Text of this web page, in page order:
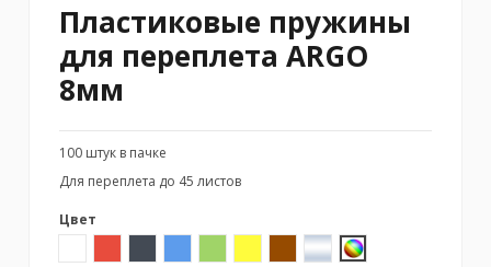
Пластиковые пружины
для переплета ARGO
8мм
100 штук в пачке
Для переплета до 45 листов
Цвет
Коричневый
Прозрачный
Ассорти